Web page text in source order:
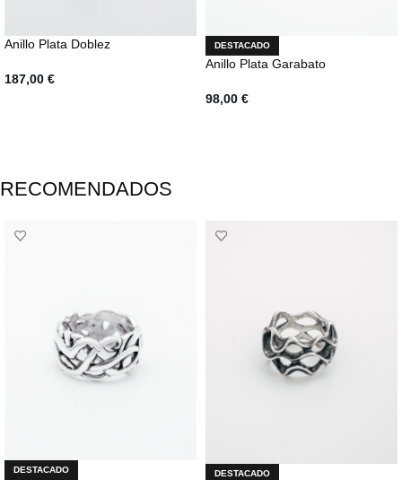
Anillo Plata Doblez
187,00 €
DESTACADO
Anillo Plata Garabato
98,00 €
RECOMENDADOS
DESTACADO DESTACADO